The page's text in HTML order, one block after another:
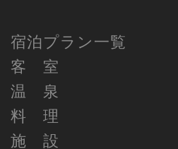
宿泊プラン一覧
客 室
温 泉
料 理
施 設